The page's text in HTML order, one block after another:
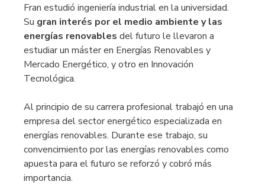
Fran estudió ingeniería industrial en la universidad.
Su gran interés por el medio ambiente y las
energías renovables del futuro le llevaron a
estudiar un máster en Energías Renovables y
Mercado Energético, y otro en Innovación
Tecnológica.
Al principio de su carrera profesional trabajó en una
empresa del sector energético especializada en
energías renovables. Durante ese trabajo, su
convencimiento por las energías renovables como
apuesta para el futuro se reforzó y cobró más
importancia.